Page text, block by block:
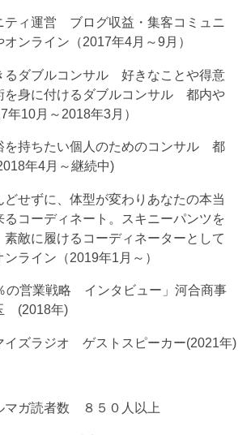
ティ運営 ブログ収益・集客コミュニ
ンライン（2017年4月～9月）
るダブルコンサル 好きなことや得意
を身に付けるダブルコンサル 都内や
年10月～2018年3月）
を持ちたい個人のためのコンサル 都
年4月～継続中)
せずに、体型が変わりあなたの本当
るコーディネート。スキニーパンツを
敵に履けるコーディネーターとして
ライン（2019年1月～）
の営業戦略 インタビュー」河合商事
(2018年)
イズラジオ ゲストスピーカー(2021年)
マガ読者数 ８５０人以上